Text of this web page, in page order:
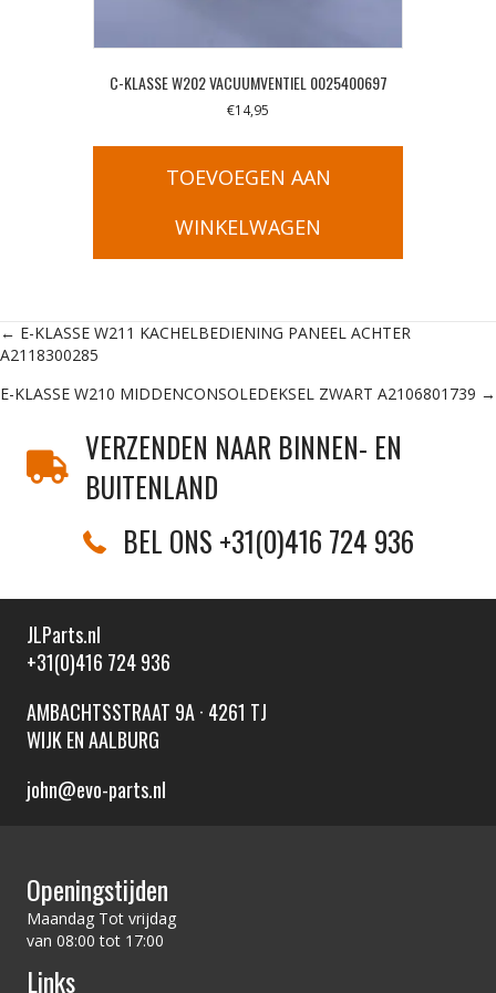
C-KLASSE W202 VACUUMVENTIEL 0025400697
€14,95
TOEVOEGEN AAN
WINKELWAGEN
Posts
navigation
← E-KLASSE W211 KACHELBEDIENING PANEEL ACHTER
A2118300285
E-KLASSE W210 MIDDENCONSOLEDEKSEL ZWART A2106801739 →
VERZENDEN NAAR BINNEN- EN
BUITENLAND
BEL ONS +31(0)416 724 936
JLParts.nl
+31(0)416 724 936
AMBACHTSSTRAAT 9A · 4261 TJ
WIJK EN AALBURG
john@evo-parts.nl
Openingstijden
Maandag Tot vrijdag
van 08:00 tot 17:00
Links